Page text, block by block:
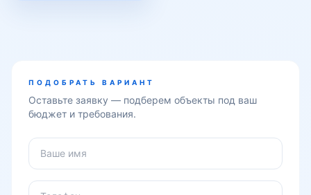
ПОДОБРАТЬ ВАРИАНТ
Оставьте заявку — подберем объекты под ваш
бюджет и требования.